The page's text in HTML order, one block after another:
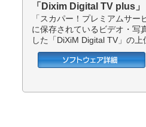
「Dixim Digital TV plus」
「スカパー！プレミアムサ
に保存されているビデオ・写
した「DiXiM Digital TV」の上